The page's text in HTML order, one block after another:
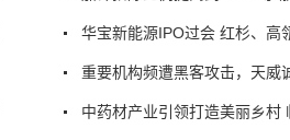
华宝新能源IPO过会 红杉、高
重要机构频遭黑客攻击，天威
中药材产业引领打造美丽乡村